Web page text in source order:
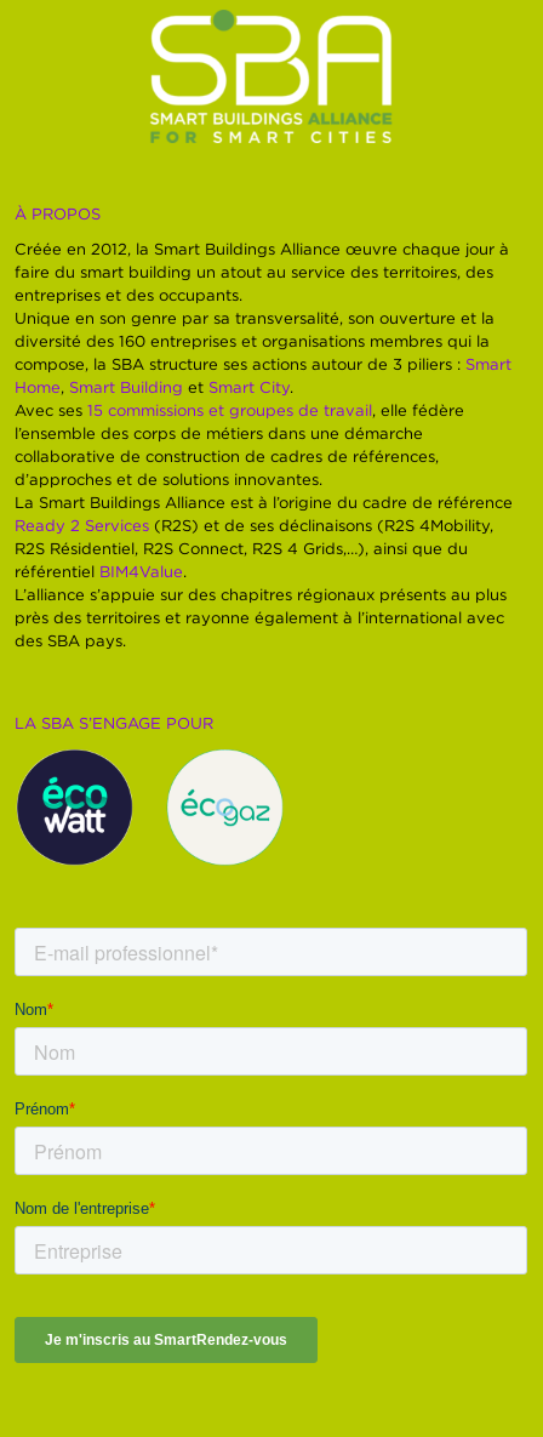
À PROPOS
Créée en 2012, la Smart Buildings Alliance œuvre chaque jour à
faire du smart building un atout au service des territoires, des
entreprises et des occupants.
Unique en son genre par sa transversalité, son ouverture et la
diversité des 160 entreprises et organisations membres qui la
compose, la SBA structure ses actions autour de 3 piliers : Smart
Home, Smart Building et Smart City.
Avec ses15 commissions et groupes de travail, elle fédère
l’ensemble des corps de métiers dans une démarche
collaborative de construction de cadres de références,
d’approches et de solutions innovantes.
La Smart Buildings Alliance est à l’origine du cadre de référence
Ready 2 Services (R2S) et de ses déclinaisons (R2S 4Mobility,
R2S Résidentiel, R2S Connect, R2S 4 Grids,…), ainsi que du
référentiel BIM4Value.
L’alliance s’appuie sur des chapitres régionaux présents au plus
près des territoires et rayonne également à l’international avec
des SBA pays.
LA SBA S’ENGAGE POUR